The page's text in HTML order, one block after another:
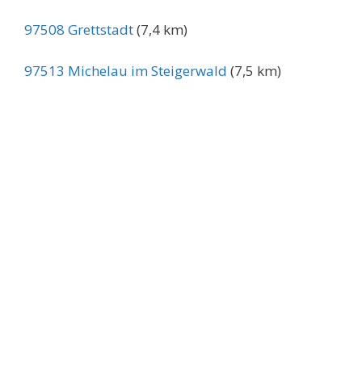
97508 Grettstadt(7,4 km)
97513 Michelau im Steigerwald (7,5 km)